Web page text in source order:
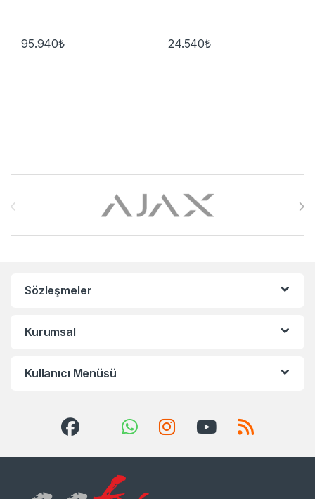
95.940₺ 24.540₺
Sözleşmeler
Kurumsal
Kullanıcı Menüsü